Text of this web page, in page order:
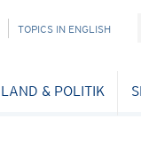
TOPICS IN ENGLISH
LAND & POLITIK